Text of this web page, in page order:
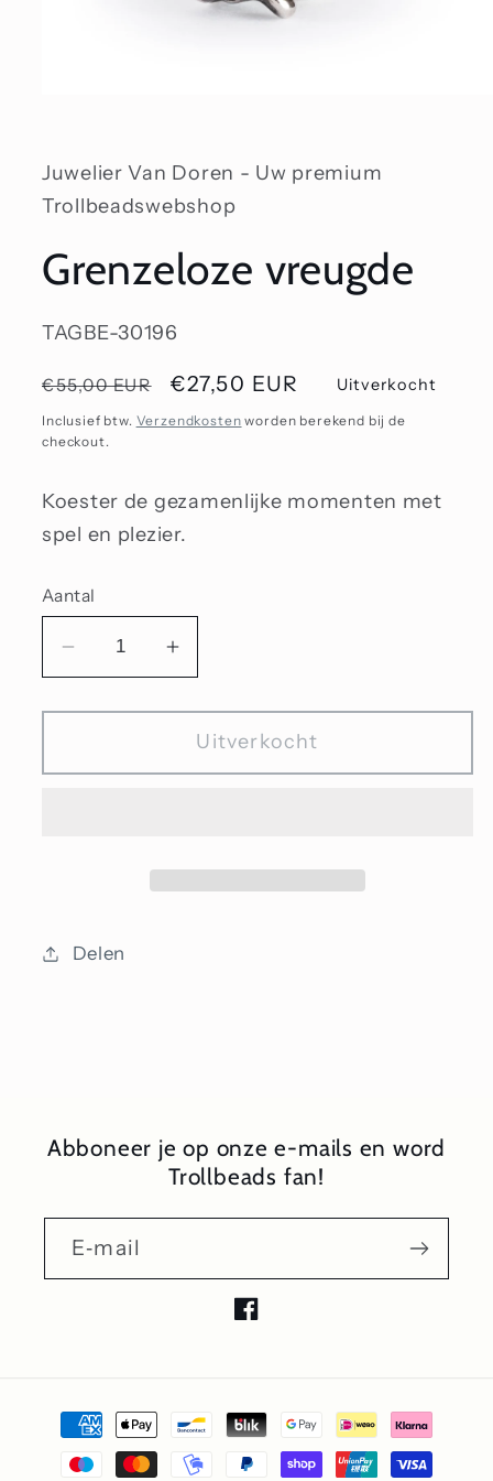
modaal
Juwelier Van Doren - Uw premium
Trollbeadswebshop
Grenzeloze vreugde
SKU:
TAGBE-30196
Normale
prijs
€55,00 EUR Aanbiedingsprijs
€27,50 EUR Uitverkocht
Inclusief btw. Verzendkosten worden berekend bij de
checkout.
Koester de gezamenlijke momenten met
spel en plezier.
Aantal
Aantal
voor
vreugde
Aantal
voor
Grenzeloze
vreugde
Uitverkocht
Delen
Abboneer je op onze e-mails en word
Trollbeads fan!
E‑mail
Facebook
Betaalmethoden